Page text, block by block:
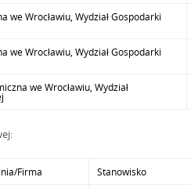
we Wrocławiu, Wydział Gospodarki
we Wrocławiu, Wydział Gospodarki
we Wrocławiu, Wydział
Firma Stanowisko